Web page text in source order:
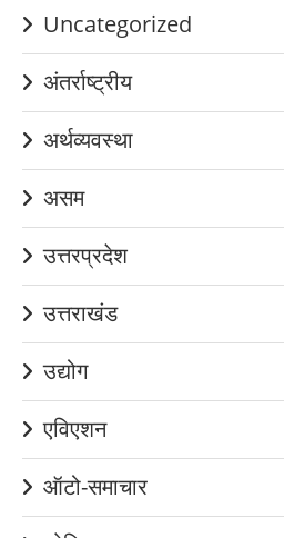
Uncategorized
अंतर्राष्ट्रीय
अर्थव्यवस्था
असम
उत्तरप्रदेश
उत्तराखंड
उद्योग
एविएशन
ऑटो-समाचार